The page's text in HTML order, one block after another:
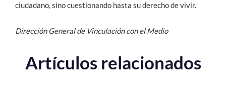
ciudadano, sino cuestionando hasta su derecho de vivir.
Dirección General de Vinculación con el Medio
Artículos relacionados